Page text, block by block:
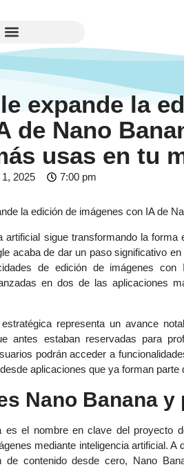
expande la
de Nano
usas en tu
2025 7:00 pm
la edición de imágenes con IA de
artificial sigue transformando la
acaba de dar un paso significativo
de edición de imágenes con
en dos de las aplicaciones
representa un avance
antes estaban reservadas para
podrán acceder a
aplicaciones que ya forman parte
Nano Banana
es el nombre en clave del proyecto
mediante inteligencia artificial.
de contenido desde cero, Nano